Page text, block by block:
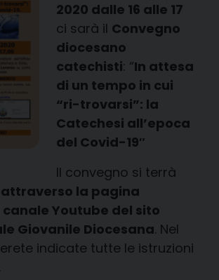
2020 dalle 16 alle 17
ci sarà il Convegno
diocesano
catechisti: “In attesa
di un tempo in cui
“ri-trovarsi”: la
Catechesi all’epoca
del Covid-19″
Il convegno si terrà
la pagina
canale Youtube del sito
Giovanile Diocesana. Nel
indicate tutte le istruzioni